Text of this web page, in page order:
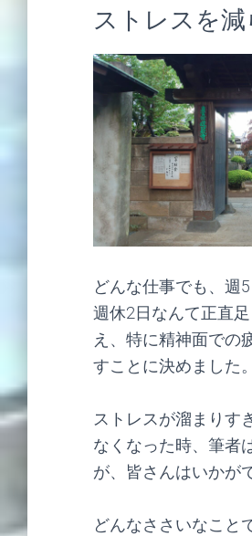
ストレスを
どんな仕事でも、週
週休2日なんて正直
え、特に精神面での
すことに決めました。
ストレスが溜まりす
なくなった時、筆者
が、皆さんはいかが
どんなささいなこと